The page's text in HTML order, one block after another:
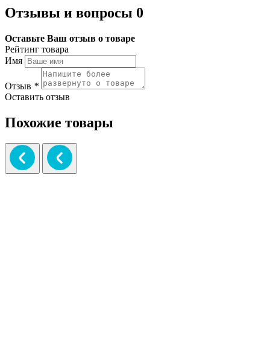
Отзывы и вопросы 0
Оставьте Ваш отзыв о товаре
Рейтинг товара
Имя
Отзыв *
Оставить отзыв
Похожие товары